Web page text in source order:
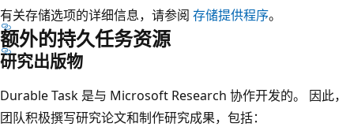
有关存储选项的详细信息，请参阅 存储提供程序。
额外的持久任务资源
研究出版物
Durable Task 是与 Microsoft Research 协作开发的。 因此，
团队积极撰写研究论文和制作研究成果，包括：